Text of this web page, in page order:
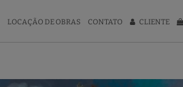
LOCAÇÃO DE OBRAS CONTATO CLIENTE